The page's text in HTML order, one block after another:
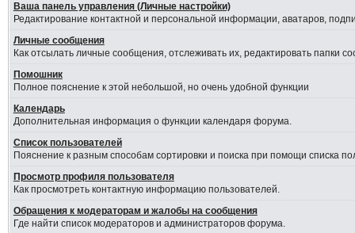
Ваша панель управления (Личные настройки)
Редактирование контактной и персональной информации, аватаров,
Личные сообщения
Как отсылать личные сообщения, отслеживать их, редактировать папки
Помошник
Полное пояснение к этой небольшой, но очень удобной функции
Календарь
Дополнительная информация о функции календаря форума.
Список пользователей
Пояснение к разным способам сортировки и поиска при помощи списка
Просмотр профиля пользователя
Как просмотреть контактную информацию пользователей.
Обращения к модераторам и жалобы на сообщения
Где найти список модераторов и администраторов форума.